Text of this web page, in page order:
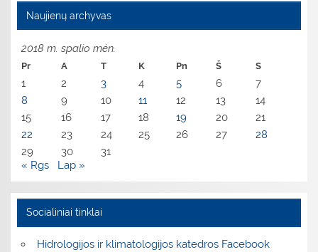
Naujienų archyvas
2018 m. spalio mėn.
Pr A T K Pn Š S
1 2 3 4 5 6
7
8
9 10 11 12 13
14
15
16 17 18 19 20
21
22
23 24 25 26 27
28
29
30
31
« Rgs
Lap »
Socialiniai tinklai
Hidrologijos ir klimatologijos katedros Facebook